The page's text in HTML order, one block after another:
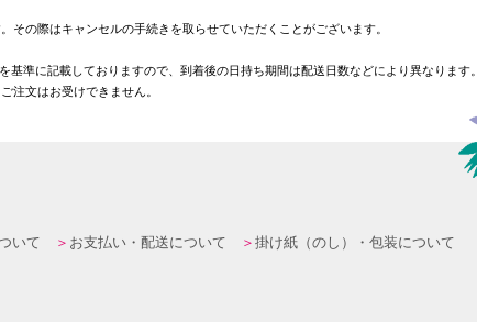
の際はキャンセルの手続きを取らせていただくことがございます。
準に記載しておりますので、到着後の日持ち期間は配送日数などにより異なります。
注文はお受けできません。
いて お支払い・配送について
掛け紙（のし）・包装について